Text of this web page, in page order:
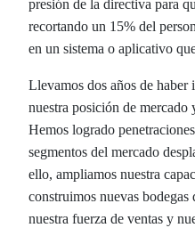
presión de la directiva para
recortando un 15% del
en un sistema o aplicativo
Llevamos dos años de
nuestra posición de mercado
Hemos logrado
segmentos del mercado
ello, ampliamos nuestra
construimos nuevas
nuestra fuerza de ventas y